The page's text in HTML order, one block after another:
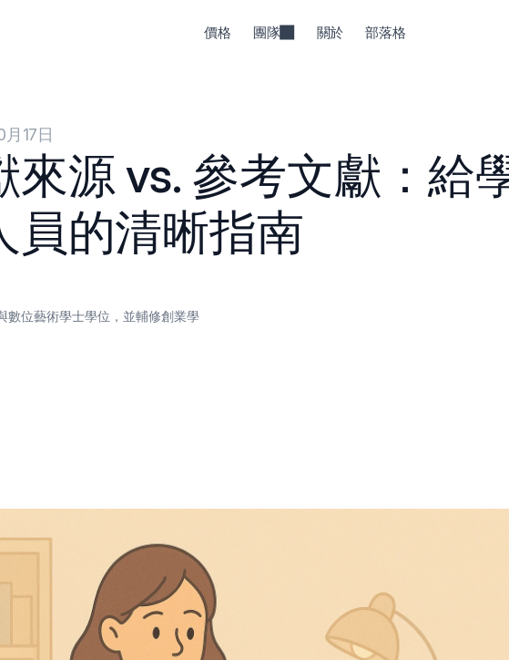
價格 團隊 關於 部落格
17日
來源 vs. 參考文獻：給
員的清晰指南
數位藝術學士學位，並輔修創業學